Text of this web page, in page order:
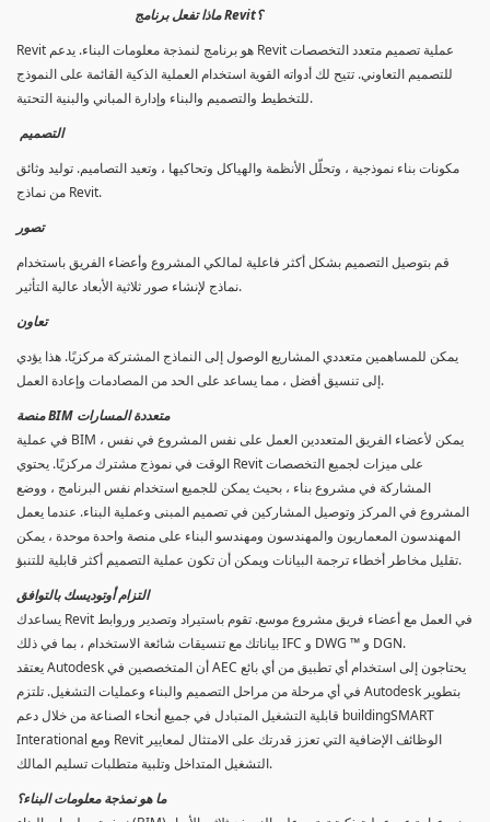
ماذا تفعل برنامج Revit؟
Revit هو برنامج لنمذجة معلومات البناء. يدعم Revit عملية تصميم متعدد التخصصات
للتصميم التعاوني. تتيح لك أدواته القوية استخدام العملية الذكية القائمة على النموذج
للتخطيط والتصميم والبناء وإدارة المباني والبنية التحتية.
التصميم
مكونات بناء نموذجية ، وتحلّل الأنظمة والهياكل وتحاكيها ، وتعيد التصاميم. توليد وثائق
من نماذج Revit.
تصور
قم بتوصيل التصميم بشكل أكثر فاعلية لمالكي المشروع وأعضاء الفريق باستخدام
نماذج لإنشاء صور ثلاثية الأبعاد عالية التأثير.
تعاون
يمكن للمساهمين متعددي المشاريع الوصول إلى النماذج المشتركة مركزيًا. هذا يؤدي
إلى تنسيق أفضل ، مما يساعد على الحد من المصادمات وإعادة العمل.
منصة BIM متعددة المسارات
في عملية BIM ، يمكن لأعضاء الفريق المتعددين العمل على نفس المشروع في نفس
الوقت في نموذج مشترك مركزيًا. يحتوي Revit على ميزات لجميع التخصصات
المشاركة في مشروع بناء ، بحيث يمكن للجميع استخدام نفس البرنامج ، ووضع
المشروع في المركز وتوصيل المشاركين في تصميم المبنى وعملية البناء. عندما يعمل
المهندسون المعماريون والمهندسون ومهندسو البناء على منصة واحدة موحدة ، يمكن
تقليل مخاطر أخطاء ترجمة البيانات ويمكن أن تكون عملية التصميم أكثر قابلية للتنبؤ.
التزام أوتوديسك بالتوافق
يساعدك Revit في العمل مع أعضاء فريق مشروع موسع. تقوم باستيراد وتصدير وروابط
بياناتك مع تنسيقات شائعة الاستخدام ، بما في ذلك IFC و DWG ™ و DGN.
يعتقد Autodesk أن المتخصصين في AEC يحتاجون إلى استخدام أي تطبيق من أي بائع
في أي مرحلة من مراحل التصميم والبناء وعمليات التشغيل. تلتزم Autodesk بتطوير
قابلية التشغيل المتبادل في جميع أنحاء الصناعة من خلال دعم buildingSMART
Interational ومع Revit الوظائف الإضافية التي تعزز قدرتك على الامتثال لمعايير
التشغيل المتداخل وتلبية متطلبات تسليم المالك.
ما هو نمذجة معلومات البناء؟